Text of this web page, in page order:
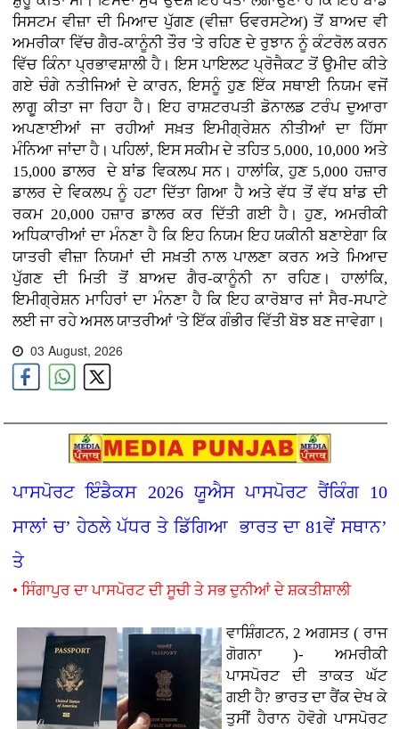
ਸਿਸਟਮ ਵੀਜ਼ਾ ਦੀ ਮਿਆਦ ਪੁੱਗਣ (ਵੀਜ਼ਾ ਓਵਰਸਟੇਅ) ਤੋਂ ਬਾਅਦ ਵੀ
ਅਮਰੀਕਾ ਵਿੱਚ ਗੈਰ-ਕਾਨੂੰਨੀ ਤੌਰ 'ਤੇ ਰਹਿਣ ਦੇ ਰੁਝਾਨ ਨੂੰ ਕੰਟਰੋਲ ਕਰਨ
ਵਿੱਚ ਕਿੰਨਾ ਪ੍ਰਭਾਵਸ਼ਾਲੀ ਹੈ। ਇਸ ਪਾਇਲਟ ਪ੍ਰੋਜੈਕਟ ਤੋਂ ਉਮੀਦ ਕੀਤੇ
ਗਏ ਚੰਗੇ ਨਤੀਜਿਆਂ ਦੇ ਕਾਰਨ, ਇਸਨੂੰ ਹੁਣ ਇੱਕ ਸਥਾਈ ਨਿਯਮ ਵਜੋਂ
ਲਾਗੂ ਕੀਤਾ ਜਾ ਰਿਹਾ ਹੈ। ਇਹ ਰਾਸ਼ਟਰਪਤੀ ਡੋਨਾਲਡ ਟਰੰਪ ਦੁਆਰਾ
ਅਪਣਾਈਆਂ ਜਾ ਰਹੀਆਂ ਸਖ਼ਤ ਇਮੀਗ੍ਰੇਸ਼ਨ ਨੀਤੀਆਂ ਦਾ ਹਿੱਸਾ
ਮੰਨਿਆ ਜਾਂਦਾ ਹੈ। ਪਹਿਲਾਂ, ਇਸ ਸਕੀਮ ਦੇ ਤਹਿਤ 5,000, 10,000 ਅਤੇ
15,000 ਡਾਲਰ ਦੇ ਬਾਂਡ ਵਿਕਲਪ ਸਨ। ਹਾਲਾਂਕਿ, ਹੁਣ 5,000 ਹਜ਼ਾਰ
ਡਾਲਰ ਦੇ ਵਿਕਲਪ ਨੂੰ ਹਟਾ ਦਿੱਤਾ ਗਿਆ ਹੈ ਅਤੇ ਵੱਧ ਤੋਂ ਵੱਧ ਬਾਂਡ ਦੀ
ਰਕਮ 20,000 ਹਜ਼ਾਰ ਡਾਲਰ ਕਰ ਦਿੱਤੀ ਗਈ ਹੈ। ਹੁਣ, ਅਮਰੀਕੀ
ਅਧਿਕਾਰੀਆਂ ਦਾ ਮੰਨਣਾ ਹੈ ਕਿ ਇਹ ਨਿਯਮ ਇਹ ਯਕੀਨੀ ਬਣਾਏਗਾ ਕਿ
ਯਾਤਰੀ ਵੀਜ਼ਾ ਨਿਯਮਾਂ ਦੀ ਸਖ਼ਤੀ ਨਾਲ ਪਾਲਣਾ ਕਰਨ ਅਤੇ ਮਿਆਦ
ਪੁੱਗਣ ਦੀ ਮਿਤੀ ਤੋਂ ਬਾਅਦ ਗੈਰ-ਕਾਨੂੰਨੀ ਨਾ ਰਹਿਣ। ਹਾਲਾਂਕਿ,
ਇਮੀਗ੍ਰੇਸ਼ਨ ਮਾਹਿਰਾਂ ਦਾ ਮੰਨਣਾ ਹੈ ਕਿ ਇਹ ਕਾਰੋਬਾਰ ਜਾਂ ਸੈਰ-ਸਪਾਟੇ
ਲਈ ਜਾ ਰਹੇ ਅਸਲ ਯਾਤਰੀਆਂ 'ਤੇ ਇੱਕ ਗੰਭੀਰ ਵਿੱਤੀ ਬੋਝ ਬਣ ਜਾਵੇਗਾ।
03 August, 2026
ਪਾਸਪੋਰਟ ਇੰਡੈਕਸ 2026 ਯੂਐਸ ਪਾਸਪੋਰਟ ਰੈਂਕਿੰਗ 10
ਸਾਲਾਂ ਚ’ ਹੇਠਲੇ ਪੱਧਰ ਤੇ ਡਿੱਗਿਆ ਭਾਰਤ ਦਾ 81ਵੇਂ ਸਥਾਨ’
ਤੇ
• ਸਿੰਗਾਪੁਰ ਦਾ ਪਾਸਪੋਰਟ ਦੀ ਸੂਚੀ ਤੇ ਸਭ ਦੁਨੀਆਂ ਦੇ ਸ਼ਕਤੀਸ਼ਾਲੀ
ਵਾਸ਼ਿੰਗਟਨ, 2 ਅਗਸਤ ( ਰਾਜ
ਗੋਗਨਾ )- ਅਮਰੀਕੀ
ਪਾਸਪੋਰਟ ਦੀ ਤਾਕਤ ਘੱਟ
ਗਈ ਹੈ? ਭਾਰਤ ਦਾ ਰੈਂਕ ਦੇਖ ਕੇ
ਤੁਸੀਂ ਹੈਰਾਨ ਹੋਵੋਗੇ ਪਾਸਪੋਰਟ